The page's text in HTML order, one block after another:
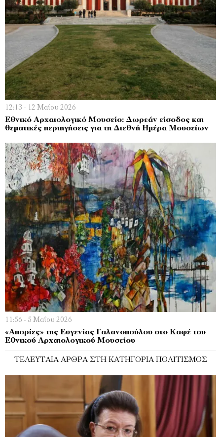
12:13 - 12 Μαΐου 2026
Εθνικό Αρχαιολογικό Μουσείο: Δωρεάν είσοδος και
θεματικές περιηγήσεις για τη Διεθνή Ημέρα Μουσείων
11:56 - 5 Μαΐου 2026
«Απορίες» της Ευγενίας Γαλανοπούλου στο Καφέ του
Εθνικού Αρχαιολογικού Μουσείου
ΤΕΛΕΥΤΑΊΑ ΆΡΘΡΑ ΣΤΗ ΚΑΤΗΓΟΡΊΑ ΠΟΛΙΤΙΣΜΌΣ